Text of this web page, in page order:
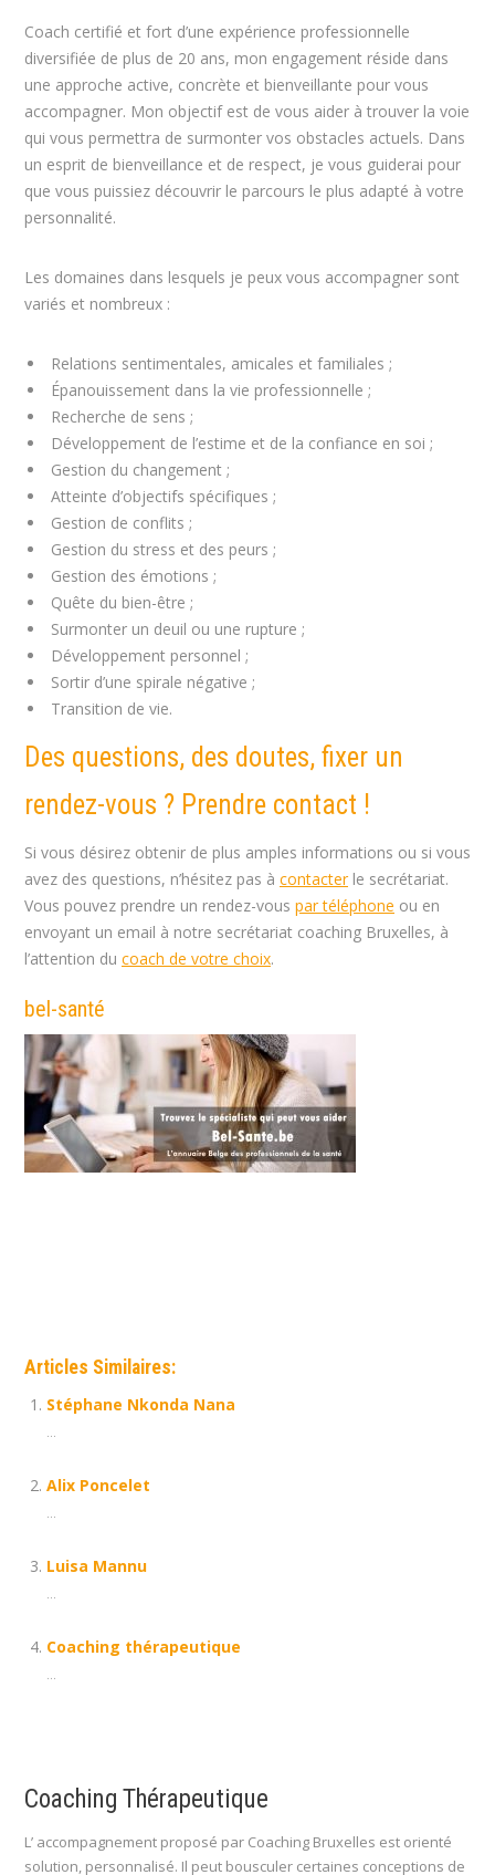
Coach certifié et fort d’une expérience professionnelle
diversifiée de plus de 20 ans, mon engagement réside dans
une approche active, concrète et bienveillante pour vous
accompagner. Mon objectif est de vous aider à trouver la voie
qui vous permettra de surmonter vos obstacles actuels. Dans
un esprit de bienveillance et de respect, je vous guiderai pour
que vous puissiez découvrir le parcours le plus adapté à votre
personnalité.
Les domaines dans lesquels je peux vous accompagner sont
variés et nombreux :
Relations sentimentales, amicales et familiales ;
Épanouissement dans la vie professionnelle ;
Recherche de sens ;
Développement de l’estime et de la confiance en soi ;
Gestion du changement ;
Atteinte d’objectifs spécifiques ;
Gestion de conflits ;
Gestion du stress et des peurs ;
Gestion des émotions ;
Quête du bien-être ;
Surmonter un deuil ou une rupture ;
Développement personnel ;
Sortir d’une spirale négative ;
Transition de vie.
Des questions, des doutes, fixer un
rendez-vous ? Prendre contact !
Si vous désirez obtenir de plus amples informations ou si vous
avez des questions, n’hésitez pas à contacterle secrétariat.
Vous pouvez prendre un rendez-vous par téléphone ou en
envoyant un email à notre secrétariat coaching Bruxelles, à
l’attention du coach de votre choix.
bel-santé
Articles Similaires:
Stéphane Nkonda Nana
...
Alix Poncelet
...
Luisa Mannu
...
Coaching thérapeutique
...
Coaching Thérapeutique
L’ accompagnement proposé par Coaching Bruxelles est orienté
solution, personnalisé. Il peut bousculer certaines conceptions de